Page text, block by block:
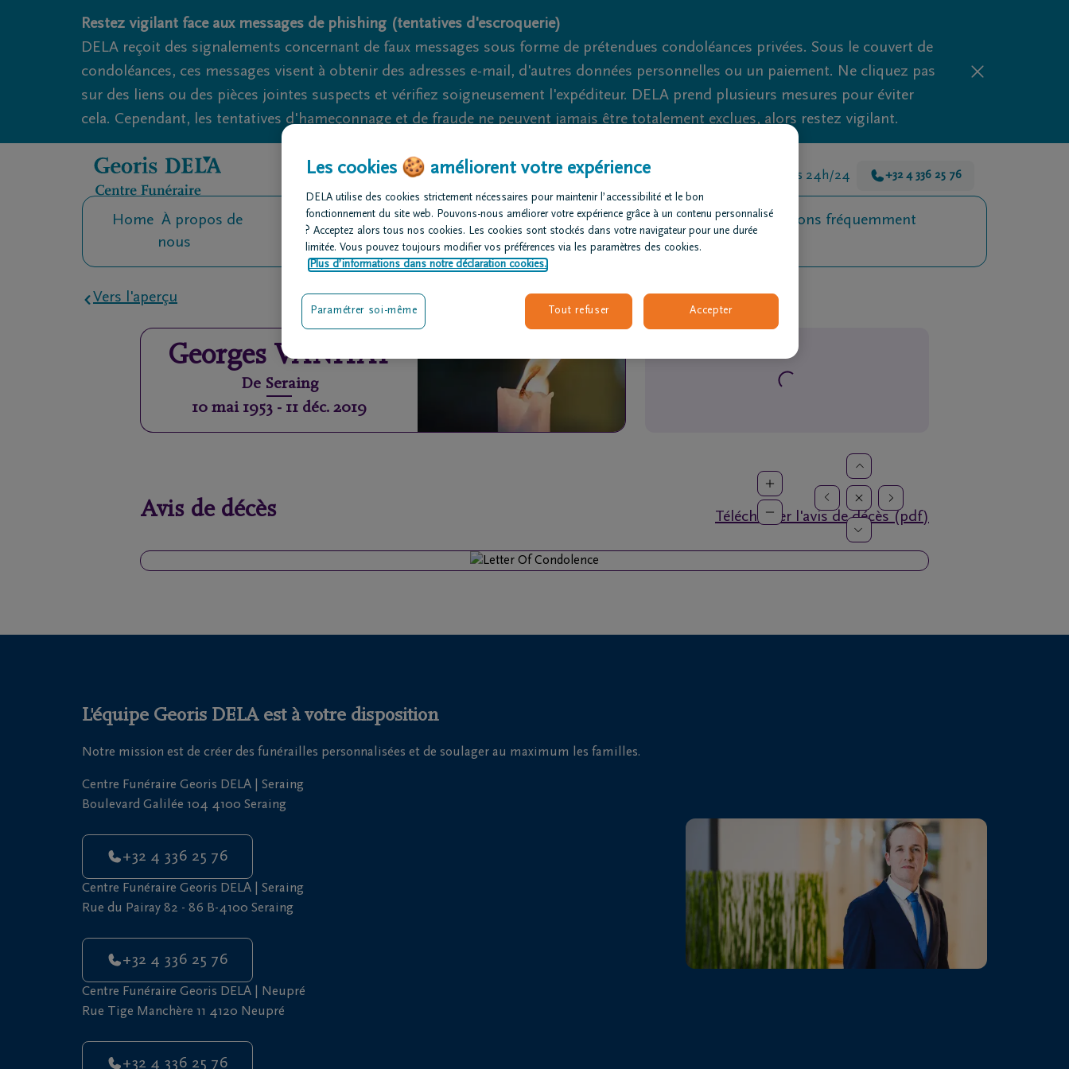
Obituaries.breadcrumbs.SkipLink
Restez vigilant face aux messages de phishing (tentatives d'escroquerie)
DELA reçoit des signalements concernant de faux messages sous forme de prétendues condoléances privées. Sous le couvert de
condoléances, ces messages visent à obtenir des adresses e-mail, d'autres données personnelles ou un paiement. Ne cliquez pas
sur des liens ou des pièces jointes suspects et vérifiez soigneusement l'expéditeur. DELA prend plusieurs mesures pour éviter
cela. Cependant, les tentatives d'hameçonnage et de fraude ne peuvent jamais être totalement exclues, alors restez vigilant.
Nous sommes là pour vous 24h/24 +32 4 336 25 76
Home À propos de
nous
Contact Organiser des
funérailles
Avis de
décès
Nos centres
funéraires
Questions fréquemment
Vers l'aperçu
Georges VANHAY
De Seraing
10 mai 1953 - 11 déc. 2019
Avis de décès Télécharger l'avis de décès (pdf)
L'équipe Georis DELA est à votre disposition
Notre mission est de créer des funérailles personnalisées et de soulager au maximum les familles.
Centre Funéraire Georis DELA | Seraing
Boulevard Galilée 104 4100 Seraing
+32 4 336 25 76
Centre Funéraire Georis DELA | Seraing
Rue du Pairay 82 - 86 B-4100 Seraing
+32 4 336 25 76
Centre Funéraire Georis DELA | Neupré
Rue Tige Manchère 11 4120 Neupré
+32 4 336 25 76
Les cookies 🍪 améliorent votre expérience
DELA utilise des cookies strictement nécessaires pour maintenir l’accessibilité et le bon
fonctionnement du site web. Pouvons-nous améliorer votre expérience grâce à un contenu personnalisé
? Acceptez alors tous nos cookies. Les cookies sont stockés dans votre navigateur pour une durée
limitée. Vous pouvez toujours modifier vos préférences via les paramètres des cookies.
Plus d’informations dans notre déclaration cookies.
Tout refuser Accepter
Paramétrer soi-même